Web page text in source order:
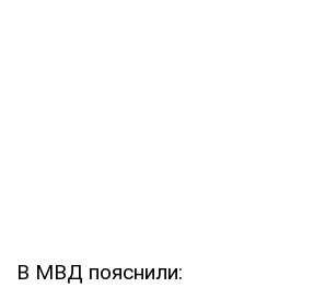
В МВД пояснили: